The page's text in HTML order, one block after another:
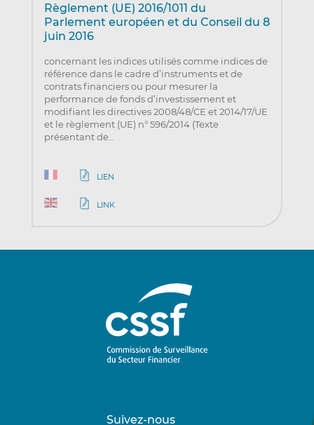
Règlement (UE) 2016/1011 du
Parlement européen et du Conseil du 8
juin 2016
concernant les indices utilisés comme indices de
référence dans le cadre d’instruments et de
contrats financiers ou pour mesurer la
performance de fonds d’investissement et
modifiant les directives 2008/48/CE et 2014/17/UE
et le règlement (UE) n° 596/2014 (Texte
présentant de…
LIEN
LINK
Suivez-nous